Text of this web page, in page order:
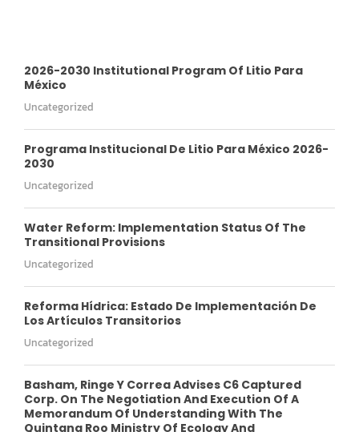
2026-2030 Institutional Program Of Litio Para
México
Uncategorized
Programa Institucional De Litio Para México 2026-
2030
Uncategorized
Water Reform: Implementation Status Of The
Transitional Provisions
Uncategorized
Reforma Hídrica: Estado De Implementación De
Los Artículos Transitorios
Uncategorized
Basham, Ringe Y Correa Advises C6 Captured
Corp. On The Negotiation And Execution Of A
Memorandum Of Understanding With The
Quintana Roo Ministry Of Ecology And